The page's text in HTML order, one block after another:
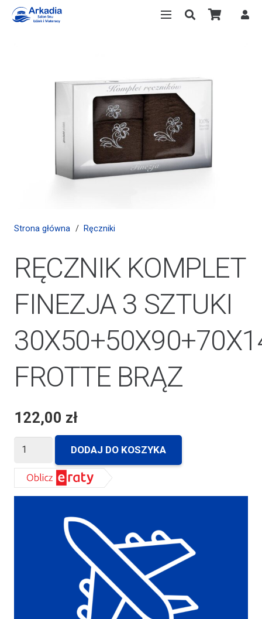
Strona główna / Ręczniki
RĘCZNIK KOMPLET
FINEZJA 3 SZTUKI
FROTTE BRĄZ
122,00 zł
ilość
KOMPLET
FINEZJA
30X50+50X90+70X140
DODAJ DO KOSZYKA